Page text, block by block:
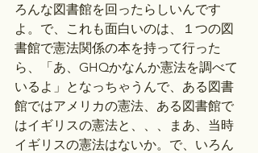
ろんな図書館を回ったらしいんです
よ。で、これも面白いのは、１つの図
書館で憲法関係の本を持って行った
ら、「あ、GHQかなんか憲法を調べて
いるよ」となっちゃうんで、ある図書
館ではアメリカの憲法、ある図書館で
はイギリスの憲法と、、、まあ、当時
イギリスの憲法はないか。で、いろん